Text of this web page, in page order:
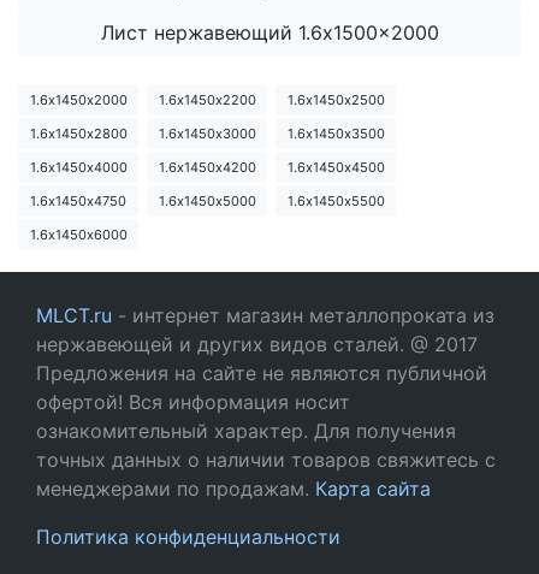
Лист нержавеющий 1.6x1500x2000
1.6х1450х2000 1.6х1450х2200
1.6х1450х2500
1.6х1450х2800
1.6х1450х3000
1.6х1450х3500
1.6х1450х4000
1.6х1450х4200
1.6х1450х4500
1.6х1450х4750
1.6х1450х5000
1.6х1450х5500
1.6х1450х6000
MLCT.ru - интернет магазин металлопроката из
нержавеющей и других видов сталей. @ 2017
Предложения на сайте не являются публичной
офертой! Вся информация носит
ознакомительный характер. Для получения
точных данных о наличии товаров свяжитесь с
менеджерами по продажам. Карта сайта
Политика конфиденциальности